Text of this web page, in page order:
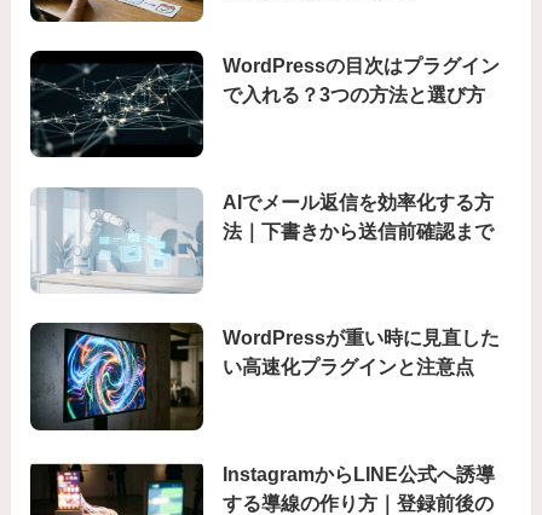
WordPressの目次はプラグイン
で入れる？3つの方法と選び方
AIでメール返信を効率化する方
法｜下書きから送信前確認まで
WordPressが重い時に見直した
い高速化プラグインと注意点
InstagramからLINE公式へ誘導
する導線の作り方｜登録前後の